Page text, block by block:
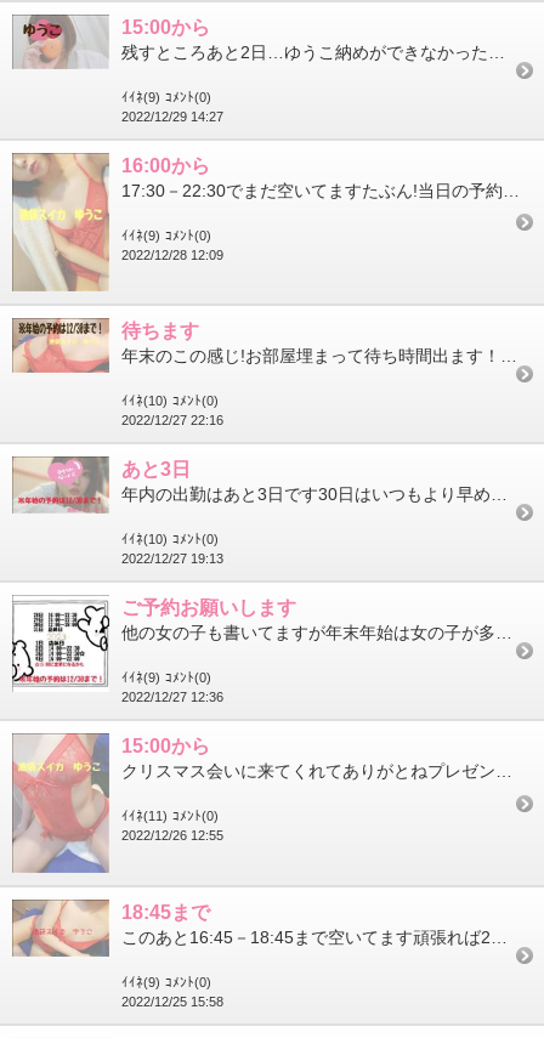
15:00から
ｲｲﾈ(9) ｺﾒﾝﾄ(0)
2022/12/29 14:27
16:00から
ｲｲﾈ(9) ｺﾒﾝﾄ(0)
2022/12/28 12:09
待ちます
ｲｲﾈ(10) ｺﾒﾝﾄ(0)
2022/12/27 22:16
あと3日
ｲｲﾈ(10) ｺﾒﾝﾄ(0)
2022/12/27 19:13
ご予約お願いします
ｲｲﾈ(9) ｺﾒﾝﾄ(0)
2022/12/27 12:36
15:00から
ｲｲﾈ(11) ｺﾒﾝﾄ(0)
2022/12/26 12:55
18:45まで
ｲｲﾈ(9) ｺﾒﾝﾄ(0)
2022/12/25 15:58